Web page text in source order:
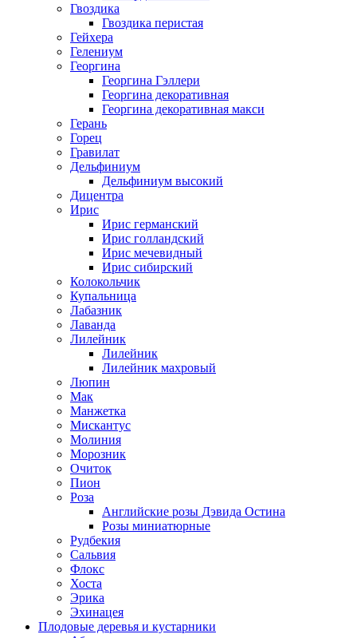
Гвоздика
Гвоздика перистая
Гейхера
Гелениум
Георгина
Георгина Гэллери
Георгина декоративная
Георгина декоративная макси
Герань
Горец
Гравилат
Дельфиниум
Дельфиниум высокий
Дицентра
Ирис
Ирис германский
Ирис голландский
Ирис мечевидный
Ирис сибирский
Колокольчик
Купальница
Лабазник
Лаванда
Лилейник
Лилейник
Лилейник махровый
Люпин
Мак
Манжетка
Мискантус
Молиния
Морозник
Очиток
Пион
Роза
Английские розы Дэвида Остина
Розы миниатюрные
Рудбекия
Сальвия
Флокс
Хоста
Эрика
Эхинацея
Плодовые деревья и кустарники